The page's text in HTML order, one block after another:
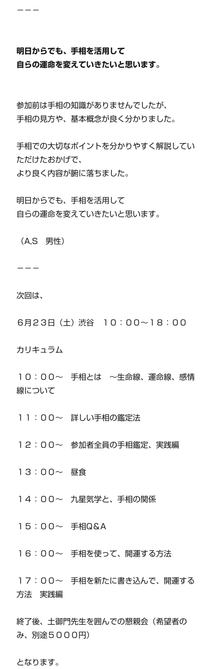
－－－
明日からでも、手相を活用して
自らの運命を変えていきたいと思います。
参加前は手相の知識がありませんでしたが、
手相の見方や、基本概念が良く分かりました。
手相での大切なポイントを分かりやすく解説してい
ただけたおかげで、
より良く内容が腑に落ちました。
明日からでも、手相を活用して
自らの運命を変えていきたいと思います。
（A,S 男性）
－－－
次回は、
６月２３日（土）渋谷 １０：００～１８：００
カリキュラム
１０：００～ 手相とは ～生命線、運命線、感情
線について
１１：００～ 詳しい手相の鑑定法
１２：００～ 参加者全員の手相鑑定、実践編
１３：００～ 昼食
１４：００～ 九星気学と、手相の関係
１５：００～ 手相Q＆A
１６：００～ 手相を使って、開運する方法
１７：００～ 手相を新たに書き込んで、開運する
方法 実践編
終了後、土御門先生を囲んでの懇親会（希望者の
み、別途５０００円）
となります。